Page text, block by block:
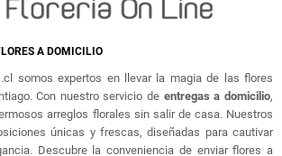
A DOMICILIO
somos expertos en llevar la magia de las flores
Con nuestro servicio de entregas a domicilio,
arreglos florales sin salir de casa. Nuestros
únicas y frescas, diseñadas para cautivar
Descubre la conveniencia de enviar flores a